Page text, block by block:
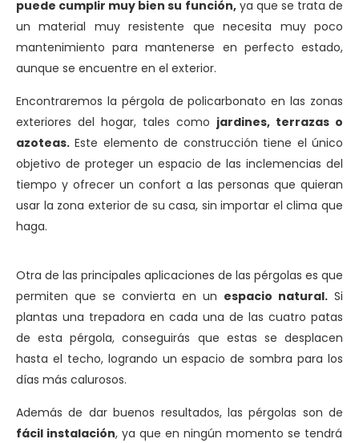
puede cumplir muy bien su función,ya que se trata de
un material muy resistente que necesita muy poco
mantenimiento para mantenerse en perfecto estado,
aunque se encuentre en el exterior.
Encontraremos la pérgola de policarbonato en las zonas
exteriores del hogar, tales como jardines, terrazas o
azoteas. Este elemento de construcción tiene el único
objetivo de proteger un espacio de las inclemencias del
tiempo y ofrecer un confort a las personas que quieran
usar la zona exterior de su casa, sin importar el clima que
haga.
Otra de las principales aplicaciones de las pérgolas es que
permiten que se convierta en un espacio natural. Si
plantas una trepadora en cada una de las cuatro patas
de esta pérgola, conseguirás que estas se desplacen
hasta el techo, logrando un espacio de sombra para los
días más calurosos.
Además de dar buenos resultados, las pérgolas son de
fácil instalación, ya que en ningún momento se tendrá